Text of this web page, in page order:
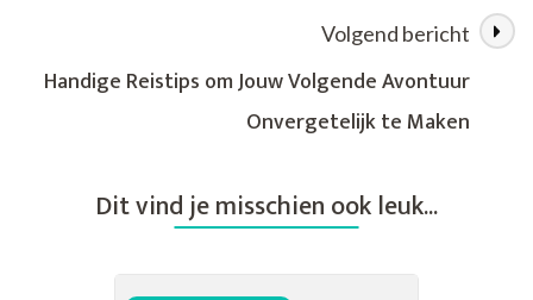
Volgend bericht
Handige Reistips om Jouw Volgende Avontuur
Onvergetelijk te Maken
Dit vind je misschien ook leuk...